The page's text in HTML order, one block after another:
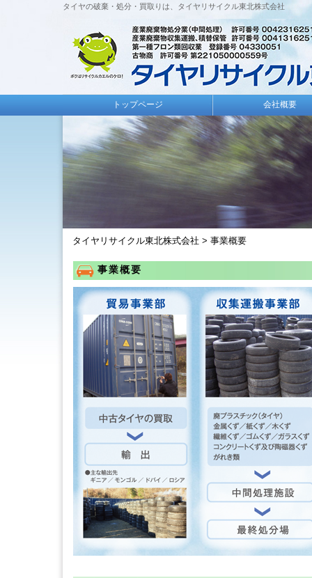
タイヤの破棄・処分・買取りは、タイヤリサイクル東北株式会社
トップページ 会社概要
タイヤリサイクル東北株式会社 > 事業概要
事業概要